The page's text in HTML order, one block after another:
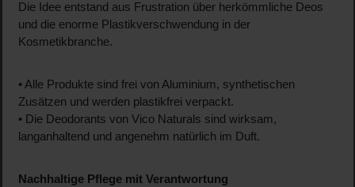
Die Idee entstand aus Frustration über herkömmliche Deos
und die enorme Plastikverschwendung in der
Kosmetikbranche.
• Alle Produkte sind frei von Aluminium, synthetischen
Zusätzen und werden plastikfrei verpackt.
• Die Deodorants von Vico Naturals sind wirksam,
langanhaltend und angenehm natürlich im Duft.
Nachhaltige Pflege mit Verantwortung